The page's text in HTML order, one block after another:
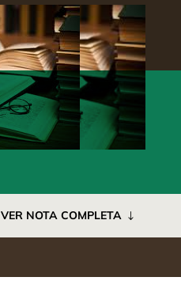
VER NOTA COMPLETA